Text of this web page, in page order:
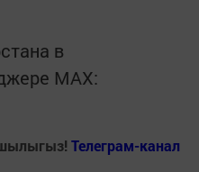
в
MАХ:
Телеграм-канал